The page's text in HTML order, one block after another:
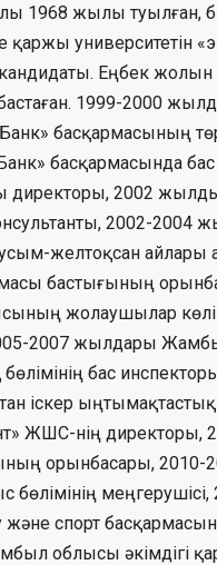
1968 жылы туылған,
қаржы университетін
Еңбек
1999-2000
басқармасының
басқармасында
директоры, 2002
2002-2004
желтоқсан
бастығының
жолаушылар
2007 жылдары
бас
іскер
ЖШС-нің директоры,
орынбасары,
бөлімінің
және спорт
облысы